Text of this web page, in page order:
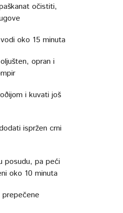
očistiti,
oko 15 minuta
opran i
i kuvati još
ispržen crni
posudu, pa peći
oko 10 minuta